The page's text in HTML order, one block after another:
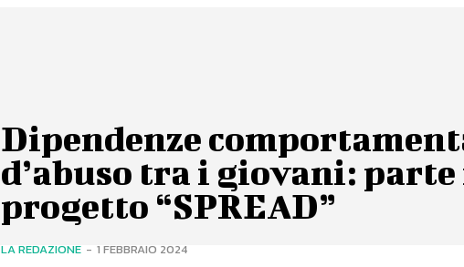
Dipendenze
d’abuso tra i giovani:
progetto “SPREAD”
LA REDAZIONE - 1 FEBBRAIO 2024